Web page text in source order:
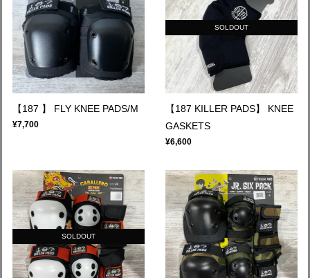
【187 】 FLY KNEE PADS/M
¥7,700
SOLDOUT
【187 KILLER PADS】 KNEE
GASKETS
¥6,600
SOLDOUT